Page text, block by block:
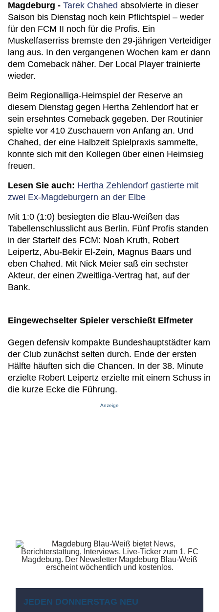
Magdeburg - Tarek Chahed absolvierte in dieser
Saison bis Dienstag noch kein Pflichtspiel – weder
für den FCM II noch für die Profis. Ein
Muskelfaserriss bremste den 29-jährigen Verteidiger
lang aus. In den vergangenen Wochen kam er dann
dem Comeback näher. Der Local Player trainierte
wieder.
Beim Regionalliga-Heimspiel der Reserve an
diesem Dienstag gegen Hertha Zehlendorf hat er
sein ersehntes Comeback gegeben. Der Routinier
spielte vor 410 Zuschauern von Anfang an. Und
Chahed, der eine Halbzeit Spielpraxis sammelte,
konnte sich mit den Kollegen über einen Heimsieg
freuen.
Lesen Sie auch: Hertha Zehlendorf gastierte mit
zwei Ex-Magdeburgern an der Elbe
Mit 1:0 (1:0) besiegten die Blau-Weißen das
Tabellenschlusslicht aus Berlin. Fünf Profis standen
in der Startelf des FCM: Noah Kruth, Robert
Leipertz, Abu-Bekir El-Zein, Magnus Baars und
eben Chahed. Mit Nick Meier saß ein sechster
Akteur, der einen Zweitliga-Vertrag hat, auf der
Bank.
Eingewechselter Spieler verschießt Elfmeter
Gegen defensiv kompakte Bundeshauptstädter kam
der Club zunächst selten durch. Ende der ersten
Hälfte häuften sich die Chancen. In der 38. Minute
erzielte Robert Leipertz erzielte mit einem Schuss in
die kurze Ecke die Führung.
Anzeige
JEDEN DONNERSTAG NEU